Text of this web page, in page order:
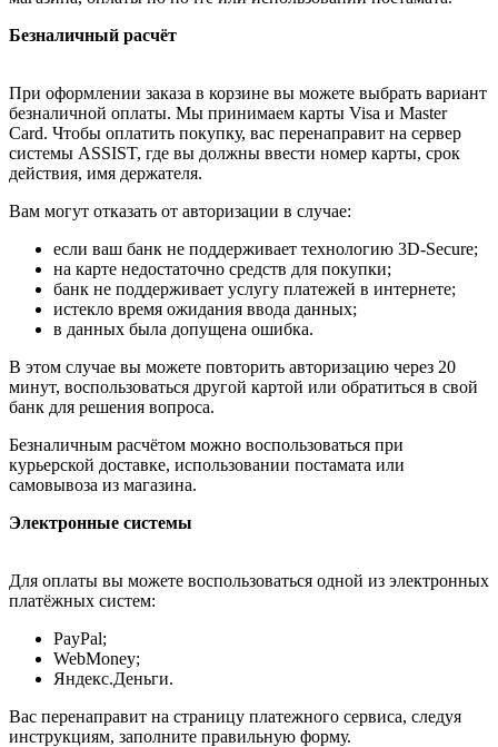
Безналичный расчёт
При оформлении заказа в корзине вы можете выбрать вариант
безналичной оплаты. Мы принимаем карты Visa и Master
Card. Чтобы оплатить покупку, вас перенаправит на сервер
системы ASSIST, где вы должны ввести номер карты, срок
действия, имя держателя.
Вам могут отказать от авторизации в случае:
если ваш банк не поддерживает технологию 3D-Secure;
на карте недостаточно средств для покупки;
банк не поддерживает услугу платежей в интернете;
истекло время ожидания ввода данных;
в данных была допущена ошибка.
В этом случае вы можете повторить авторизацию через 20
минут, воспользоваться другой картой или обратиться в свой
банк для решения вопроса.
Безналичным расчётом можно воспользоваться при
курьерской доставке, использовании постамата или
самовывоза из магазина.
Электронные системы
Для оплаты вы можете воспользоваться одной из электронных
платёжных систем:
PayPal;
WebMoney;
Яндекс.Деньги.
Вас перенаправит на страницу платежного сервиса, следуя
инструкциям, заполните правильную форму.